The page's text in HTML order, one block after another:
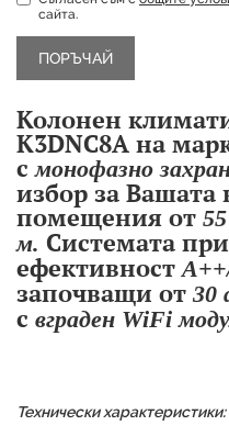
Продуктът е
сайта.
Колонен
K3DNC8A на
с монофазно
избор за Вашата
помещения от
м. Системата
ефективност
започващи от 30
с вграден WiFi
Технически характеристики: